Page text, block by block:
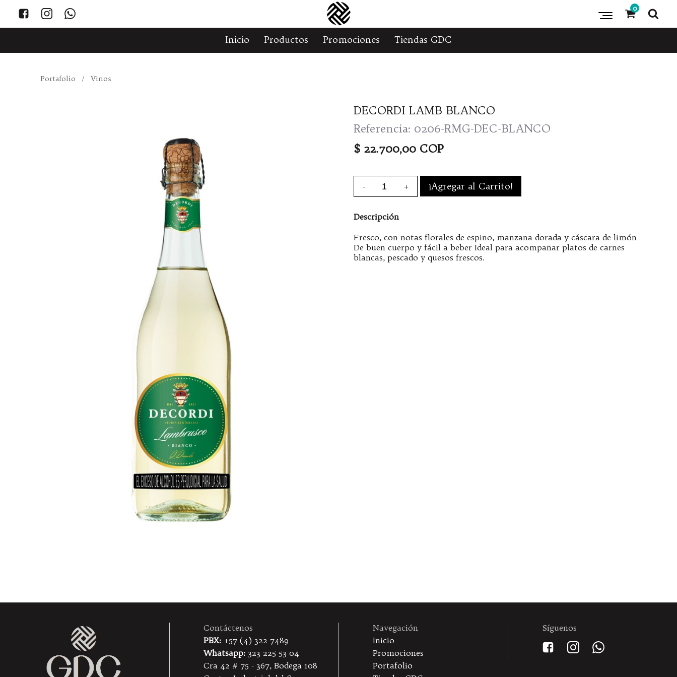
0
Inicio Productos Promociones Tiendas GDC
Portafolio / Vinos
DECORDI LAMB BLANCO
Referencia: 0206-RMG-DEC-BLANCO
$ 22.700,00 COP
- + ¡Agregar al Carrito!
Descripción
Fresco, con notas florales de espino, manzana dorada y cáscara de limón
De buen cuerpo y fácil a beber Ideal para acompañar platos de carnes
blancas, pescado y quesos frescos.
Contáctenos
PBX: +57 (4) 322 7489
Whatsapp: 323 225 53 04
Cra 42 # 75 - 367, Bodega 108
Navegación
Inicio
Promociones
Portafolio
Síguenos